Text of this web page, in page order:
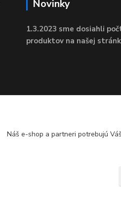
Novinky
1.3.2023 sme dosiahli
produktov na našej
Náš e-shop a partneri potrebujú Váš